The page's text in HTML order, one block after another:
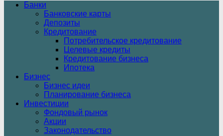
Банки
Банковские карты
Депозиты
Кредитование
Потребительское кредитование
Целевые кредиты
Кредитование бизнеса
Ипотека
Бизнес
Бизнес идеи
Планирование бизнеса
Инвестиции
Фондовый рынок
Акции
Законодательство